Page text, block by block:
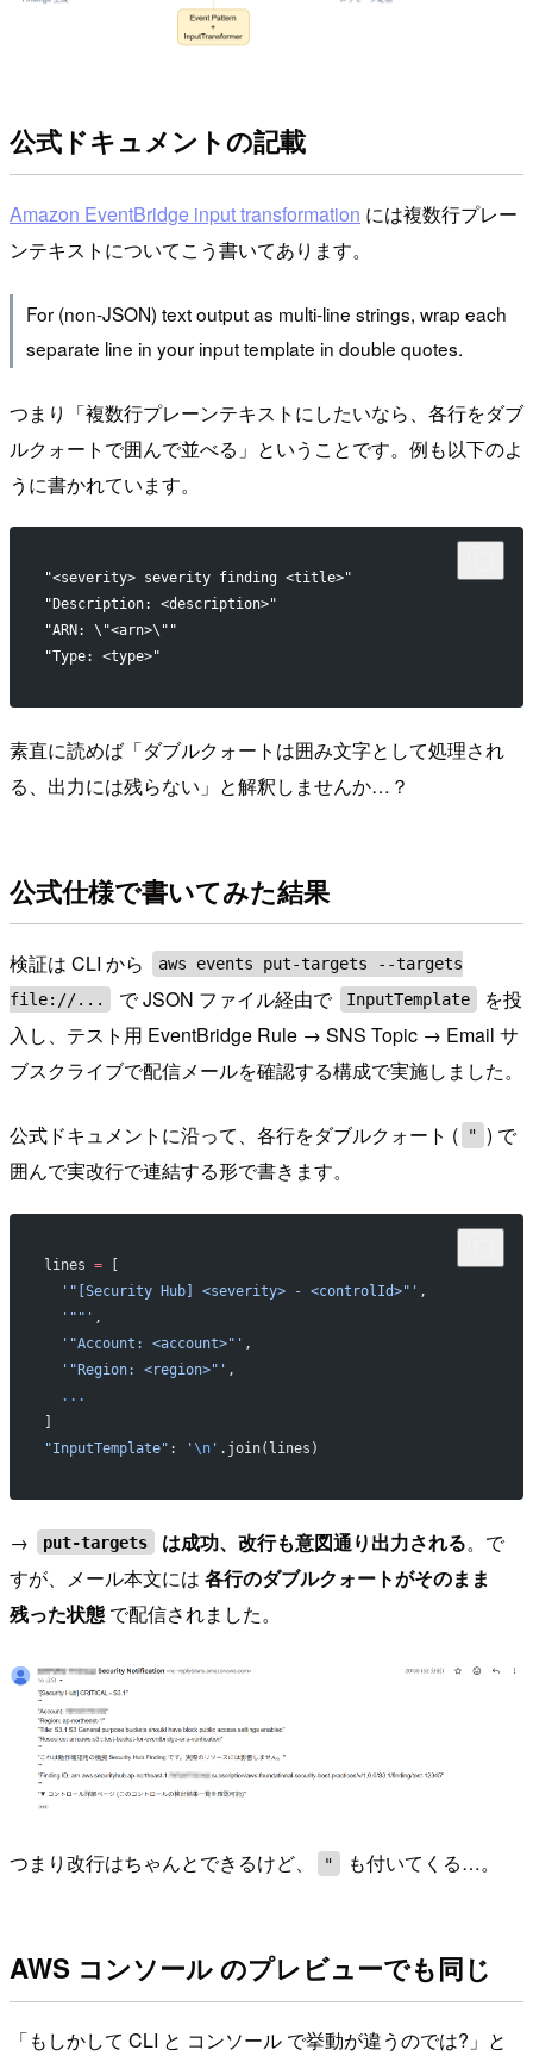
公式ドキュメントの記載
Amazon EventBridge input transformation には複数行プレー
ンテキストについてこう書いてあります。
For (non-JSON) text output as multi-line strings, wrap each
separate line in your input template in double quotes.
つまり「複数行プレーンテキストにしたいなら、各行をダブ
ルクォートで囲んで並べる」ということです。例も以下のよ
うに書かれています。
"<severity> severity finding <title>"
"Description: <description>"
"ARN: \"<arn>\""
"Type: <type>"
素直に読めば「ダブルクォートは囲み文字として処理され
る、出力には残らない」と解釈しませんか…？
公式仕様で書いてみた結果
検証は CLI から
aws events put-targets --targets
file://...
で JSON ファイル経由で InputTemplate
を投
入し、テスト用 EventBridge Rule → SNS Topic → Email サ
ブスクライブで配信メールを確認する構成で実施しました。
公式ドキュメントに沿って、各行をダブルクォート ( " ) で
囲んで実改行で連結する形で書きます。
lines = [
  '"[Security Hub] <severity> - <controlId>"'
,
  '""'
,
  '"Account: <account>"'
,
  '"Region: <region>"'
,
  ...
]
"InputTemplate" : ' \n' .join(lines)
→ put-targets は成功、改行も意図通り出力される。で
すが、メール本文には 各行のダブルクォートがそのまま
残った状態 で配信されました。
つまり改行はちゃんとできるけど、 " も付いてくる…。
AWS コンソール のプレビューでも同じ
「もしかして CLI と コンソール で挙動が違うのでは?」と